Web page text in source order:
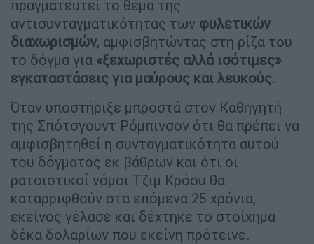
πραγματευτεί το θέμα της
αντισυνταγματικότητας των φυλετικών
διαχωρισμών, αμφισβητώντας στη ρίζα του
το δόγμα για «ξεχωριστές αλλά ισότιμες»
εγκαταστάσεις για μαύρους και λευκούς.
Όταν υποστήριξε μπροστά στον Καθηγητή
της Σπότσγουντ Ρόμπινσον ότι θα πρέπει να
αμφισβητηθεί η συνταγματικότητα αυτού
του δόγματος εκ βάθρων και ότι οι
ρατσιστικοί νόμοι Τζιμ Κρόου θα
καταρριφθούν στα επόμενα 25 χρόνια,
εκείνος γέλασε και δέχτηκε το στοίχημα
δέκα δολαρίων που εκείνη πρότεινε.